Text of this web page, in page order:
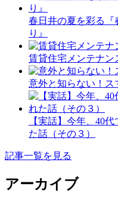
春日井の夏を彩る『
り』
賃貸住宅メンテナン
意外と知らない！ス
【実話】今年、40
た話（その３）
記事一覧を見る
アーカイブ